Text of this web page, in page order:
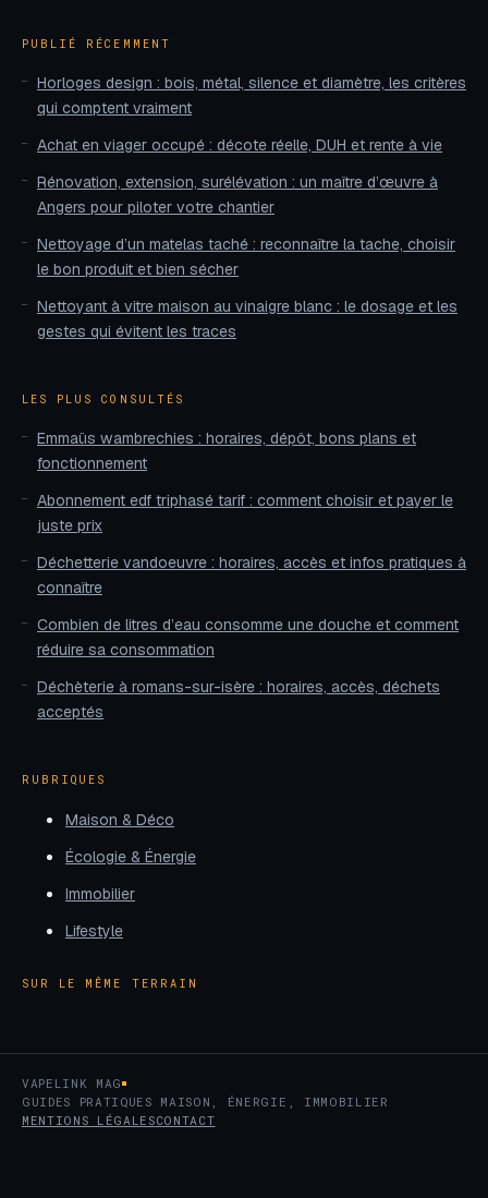
PUBLIÉ RÉCEMMENT
Horloges design : bois, métal, silence et diamètre, les critères
qui comptent vraiment
Achat en viager occupé : décote réelle, DUH et rente à vie
Rénovation, extension, surélévation : un maître d’œuvre à
Angers pour piloter votre chantier
Nettoyage d’un matelas taché : reconnaître la tache, choisir
le bon produit et bien sécher
Nettoyant à vitre maison au vinaigre blanc : le dosage et les
gestes qui évitent les traces
LES PLUS CONSULTÉS
Emmaüs wambrechies : horaires, dépôt, bons plans et
fonctionnement
Abonnement edf triphasé tarif : comment choisir et payer le
juste prix
Déchetterie vandoeuvre : horaires, accès et infos pratiques à
connaître
Combien de litres d’eau consomme une douche et comment
réduire sa consommation
Déchèterie à romans-sur-isère : horaires, accès, déchets
acceptés
RUBRIQUES
Maison & Déco
Écologie & Énergie
Immobilier
Lifestyle
SUR LE MÊME TERRAIN
VAPELINK MAG
GUIDES PRATIQUES MAISON, ÉNERGIE, IMMOBILIER
MENTIONS LÉGALESCONTACT